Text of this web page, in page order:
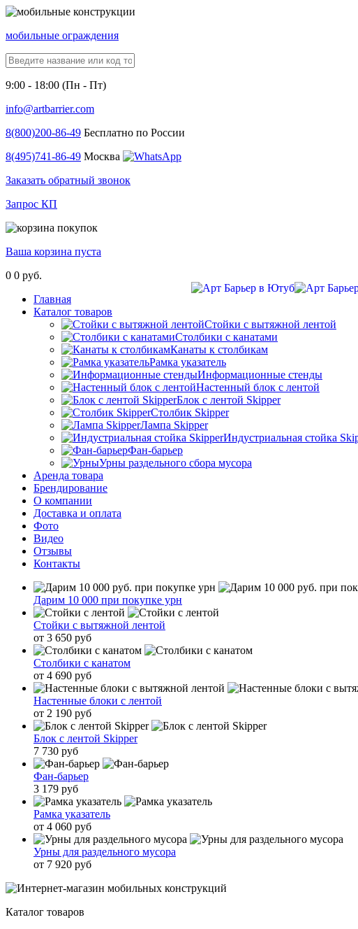
мобильные ограждения
9:00 - 18:00 (Пн - Пт)
info@artbarrier.com
8(800)200-86-49 Бесплатно по России
8(495)741-86-49 Москва
Заказать обратный звонок
Запрос КП
Ваша корзина пуста
0 0 руб.
Главная
Каталог товаров
Стойки с вытяжной лентой
Столбики с канатами
Канаты к столбикам
Рамка указатель
Информационные стенды
Настенный блок с лентой
Блок с лентой Skipper
Столбик Skipper
Лампа Skipper
Индустриальная стойка
Фан-барьер
Урны раздельного сбора мусора
Аренда товара
Брендирование
О компании
Доставка и оплата
Фото
Видео
Отзывы
Контакты
Дарим 10 000 при покупке урн
Стойки с вытяжной лентой
от 3 650 руб
Столбики с канатом
от 4 690 руб
Настенные блоки с лентой
от 2 190 руб
Блок с лентой Skipper
7 730 руб
Фан-барьер
3 179 руб
Рамка указатель
от 4 060 руб
Урны для раздельного мусора
от 7 920 руб
Каталог товаров